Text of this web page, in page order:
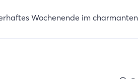
Wochenende im